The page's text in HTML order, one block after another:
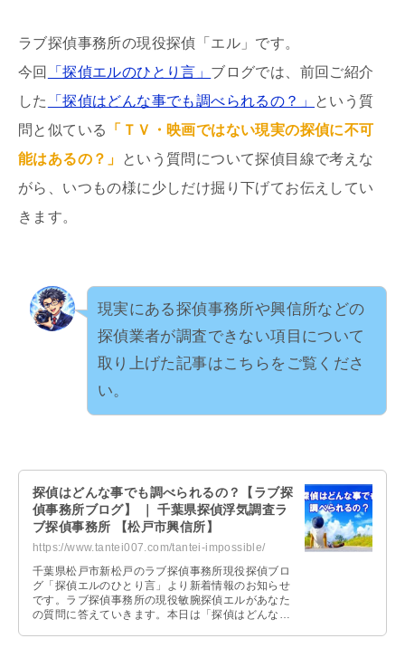
ラブ探偵事務所の現役探偵「エル」です。
今回
「探偵エルのひとり言」 ブログでは、前回ご紹介
した
「探偵はどんな事でも調べられるの？」
という質
問と似ている
「ＴＶ・映画ではない現実の探偵に不可
能はあるの？」
という質問について探偵目線で考えな
がら、いつもの様に少しだけ掘り下げてお伝えしてい
きます。
現実にある探偵事務所や興信所などの
探偵業者が調査できない項目について
取り上げた記事はこちらをご覧くださ
い。
探偵はどんな事でも調べられるの？【ラブ探
偵事務所ブログ】 ｜ 千葉県探偵浮気調査ラ
ブ探偵事務所 【松戸市興信所】
https://www.tantei007.com/tantei-impossible/
千葉県松戸市新松戸のラブ探偵事務所現役探偵ブロ
グ「探偵エルのひとり言」より新着情報のお知らせ
です。ラブ探偵事務所の現役敏腕探偵エルがあなた
の質問に答えていきます。本日は「探偵はどんな事